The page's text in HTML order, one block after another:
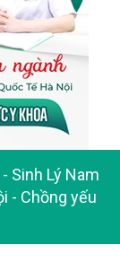
- Sinh Lý Nam
- Chồng yếu